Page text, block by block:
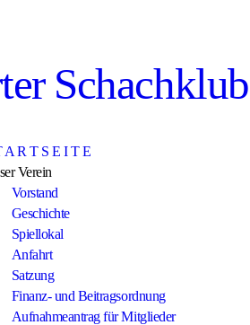
Schachklub
A R T S E I T E
Verein
Vorstand
Geschichte
Spiellokal
Anfahrt
Satzung
Finanz- und Beitragsordnung
Aufnahmeantrag für Mitglieder